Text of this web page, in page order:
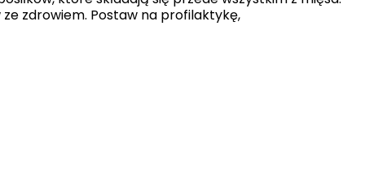
zdrowiem. Postaw na profilaktykę,